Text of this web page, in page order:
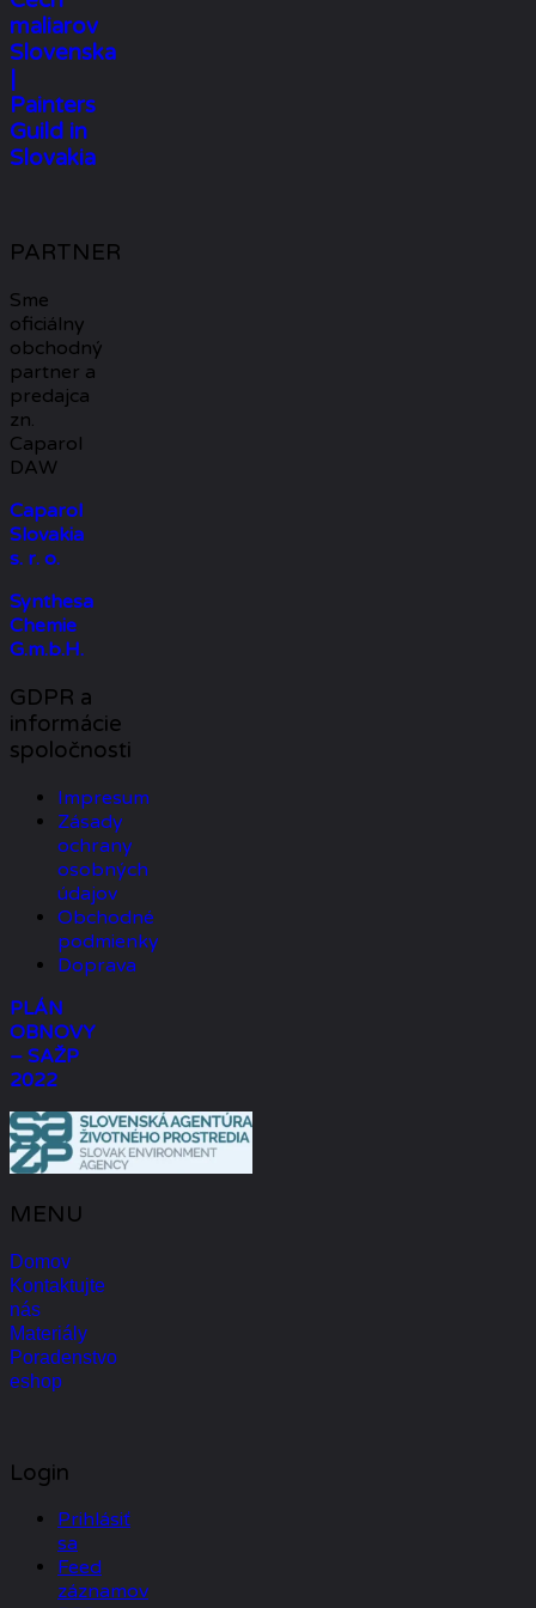
maliarov
Slovenska
Painters
Guild in
Slovakia
PARTNER
Sme
oficiálny
obchodný
partner a
predajca
zn.
Caparol
DAW
Caparol
Slovakia
s. r. o.
Synthesa
Chemie
G.m.b.H.
GDPR a
informácie
spoločnosti
Impresum
Zásady
ochrany
osobných
údajov
Obchodné
podmienky
Doprava
PLÁN
OBNOVY
– SAŽP
2022
MENU
Domov
Kontaktujte
nás
Materiály
Poradenstvo
eshop
Login
Prihlásiť
sa
Feed
záznamov